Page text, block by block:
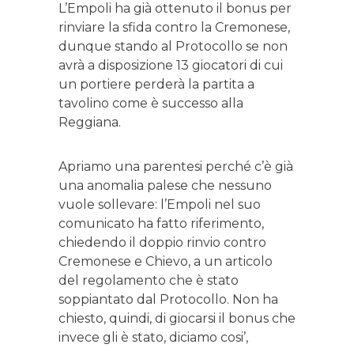
L’Empoli ha già ottenuto il bonus per
rinviare la sfida contro la Cremonese,
dunque stando al Protocollo se non
avrà a disposizione 13 giocatori di cui
un portiere perderà la partita a
tavolino come è successo alla
Reggiana.
Apriamo una parentesi perché c’è già
una anomalia palese che nessuno
vuole sollevare: l’Empoli nel suo
comunicato ha fatto riferimento,
chiedendo il doppio rinvio contro
Cremonese e Chievo, a un articolo
del regolamento che è stato
soppiantato dal Protocollo. Non ha
chiesto, quindi, di giocarsi il bonus che
invece gli è stato, diciamo cosi’,